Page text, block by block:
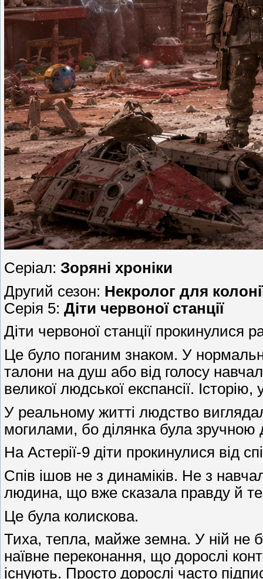
Серіал: Зоряні хроніки
Другий сезон: Некролог для
Серія 5: Діти червоної станції
Діти червоної станції прокинулися
Це було поганим знаком. У
талони на душ або від голосу
великої людської експансії.
У реальному житті людство
могилами, бо ділянка була зручною
На Астерії-9 діти прокинулися від
Спів ішов не з динаміків. Не з
людина, що вже сказала правду й
Це була колискова.
Тиха, тепла, майже земна. У ній не
наївне переконання, що дорослі
існують. Просто дорослі часто